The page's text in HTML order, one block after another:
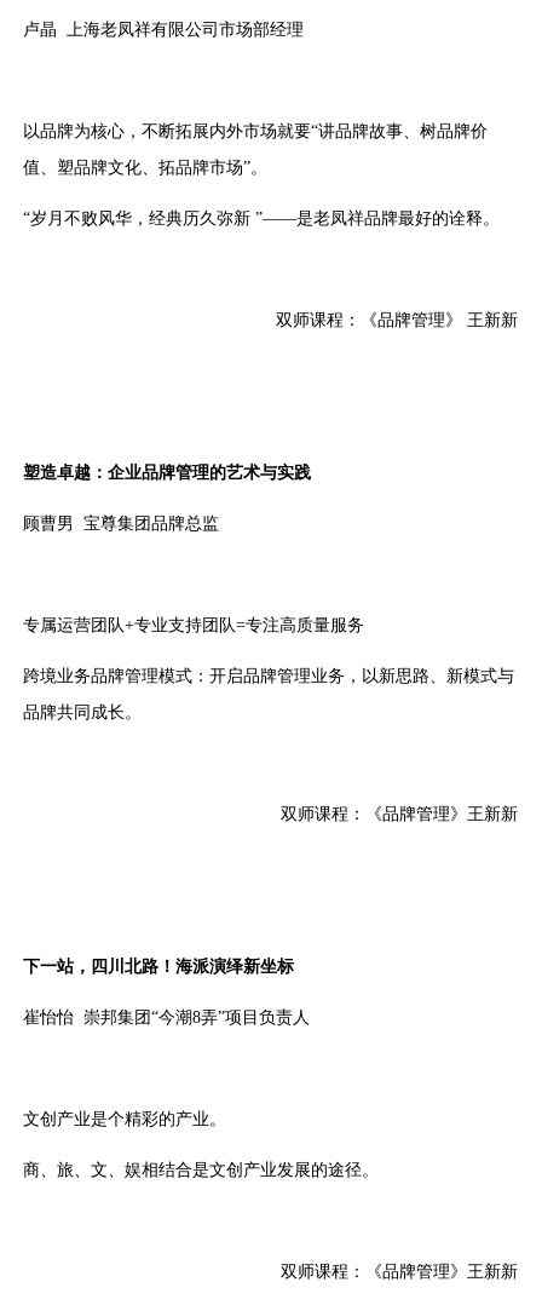
卢晶 上海老凤祥有限公司市场部经理
以品牌为核心，不断拓展内外市场就要“讲品牌故事、树品牌价
值、塑品牌文化、拓品牌市场”。
“岁月不败风华，经典历久弥新 ”——是老凤祥品牌最好的诠释。
双师课程：《品牌管理》 王新新
塑造卓越：企业品牌管理的艺术与实践
顾曹男 宝尊集团品牌总监
专属运营团队+专业支持团队=专注高质量服务
跨境业务品牌管理模式：开启品牌管理业务，以新思路、新模式与
品牌共同成长。
双师课程：《品牌管理》王新新
下一站，四川北路！海派演绎新坐标
崔怡怡 崇邦集团“今潮8弄”项目负责人
文创产业是个精彩的产业。
商、旅、文、娱相结合是文创产业发展的途径。
双师课程：《品牌管理》王新新